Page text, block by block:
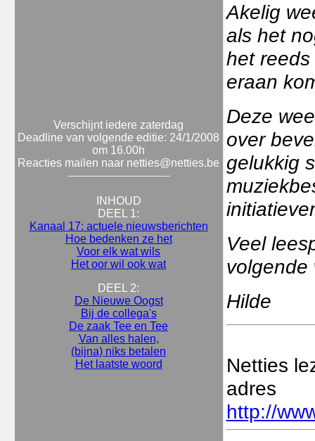
Verschijnt iedere zaterdag
Deadline van volgende editie: 24/1/2008
om 16.00h
Reacties mailen naar netties@netties.be
INHOUD
DEEL 1:
Kanaal 17: actuele nieuwsberichten
Hoe bedenken ze het
Voor elk wat wils
Het oor wil ook wat
DEEL 2:
De Nieuwe Oogst
Bij de collega's
De zaak Tee en Tee
Van alles halen,
(bijna) niks betalen
Het laatste woord
Akelig
als het
het
eraan
Deze
over
gelukkig
Veel
volgende
Hilde
Netties
adres
http://